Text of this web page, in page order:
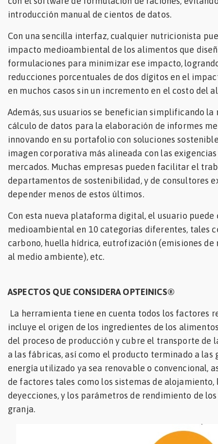
introducción manual de cientos de datos.
Con una sencilla interfaz, cualquier nutricionista
impacto medioambiental de los alimentos que
formulaciones para minimizar ese impacto,
reducciones porcentuales de dos dígitos en el
en muchos casos sin un incremento en el costo del
Además, sus usuarios se benefician simplificando
cálculo de datos para la elaboración de informes
innovando en su portafolio con soluciones
imagen corporativa más alineada con las
mercados. Muchas empresas pueden facilitar el
departamentos de sostenibilidad, y de consultores
depender menos de estos últimos.
Con esta nueva plataforma digital, el usuario
medioambiental en 10 categorías diferentes, tales
carbono, huella hídrica, eutrofización (emisiones
al medio ambiente), etc.
ASPECTOS QUE CONSIDERA OPTEINICS®
La herramienta tiene en cuenta todos los factores
incluye el origen de los ingredientes de los
del proceso de producción y cubre el transporte de
a las fábricas, así como el producto terminado a las
energía utilizado ya sea renovable o convencional,
de factores tales como los sistemas de alojamiento,
deyecciones, y los parámetros de rendimiento de
granja.